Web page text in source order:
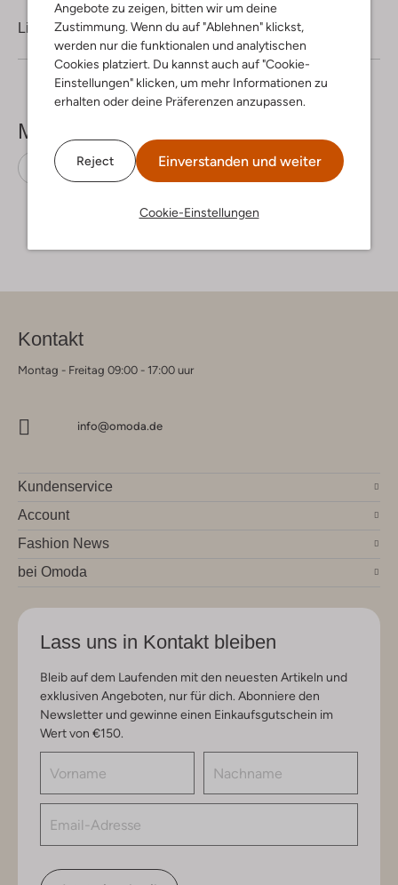
Angebote zu zeigen, bitten wir um deine
Zustimmung. Wenn du auf "Ablehnen" klickst,
werden nur die funktionalen und analytischen
Cookies platziert. Du kannst auch auf "Cookie-
Einstellungen" klicken, um mehr Informationen zu
erhalten oder deine Präferenzen anzupassen.
Reject Einverstanden und weiter
Cookie-Einstellungen
Lieferung & Rückgabe
Mehr sehen
Sneaker Low Converse Leder-Optik
Kontakt
Montag - Freitag 09:00 - 17:00 uur
info@omoda.de
Kundenservice
Account
Fashion News
bei Omoda
Lass uns in Kontakt bleiben
Bleib auf dem Laufenden mit den neuesten Artikeln und
exklusiven Angeboten, nur für dich. Abonniere den
Newsletter und gewinne einen Einkaufsgutschein im
Wert von €150.